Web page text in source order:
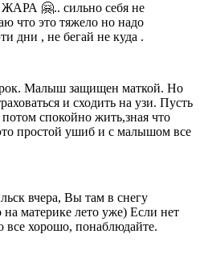
ЖАРА 🤗.. сильно себя не
что это тяжело но надо
дни , не бегай не куда .
Малыш защищен маткой. Но
и сходить на узи. Пусть
спокойно жить,зная что
простой ушиб и с малышом все
вчера, Вы там в снегу
материке лето уже) Если нет
все хорошо, понаблюдайте.